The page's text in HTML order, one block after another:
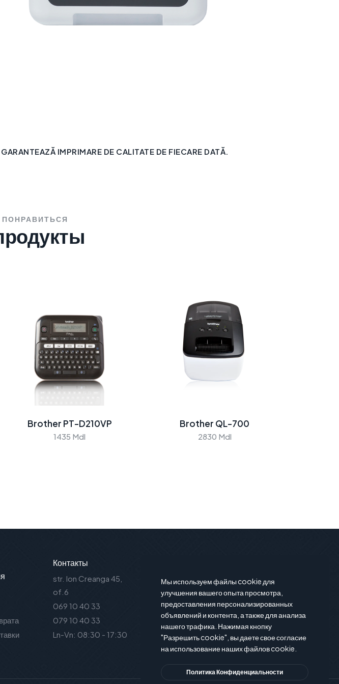
IMPRIMARE DE CALITATE DE FIECARE DATĂ.
Brother PT-D210VP
1435 Mdl
Brother QL-700
2830 Mdl
Контакты
str. Ion Creanga 45,
of.6
069 10 40 33
079 10 40 33
Ln-Vn: 08:30 - 17:30
Подпишитесь на нашу рассылку и
вы будете в курсе последние
новости и предложения.
Мы используем файлы cookie для
улучшения вашего опыта просмотра,
предоставления персонализированных
объявлений и контента, а также для анализа
нашего трафика. Нажимая кнопку
"Разрешить cookie", вы даете свое согласие
на использование наших файлов cookie.
Политика Конфиденциальности